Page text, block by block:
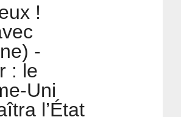
!
-
: le
Uni
l’État